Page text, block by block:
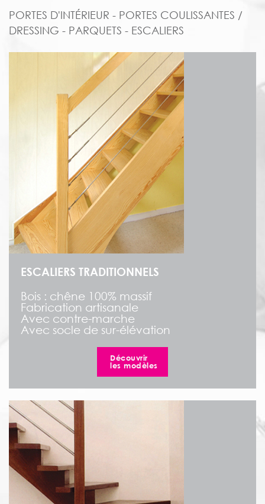
PORTES D'INTÉRIEUR - PORTES COULISSANTES /
DRESSING - PARQUETS - ESCALIERS
ESCALIERS TRADITIONNELS
Bois : chêne 100% massif
Fabrication artisanale
Avec contre-marche
Avec socle de sur-élévation
Découvrir
les modèles